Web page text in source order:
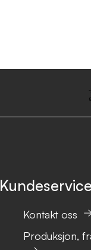
Kundeservice
Kontakt oss
Produksjon,